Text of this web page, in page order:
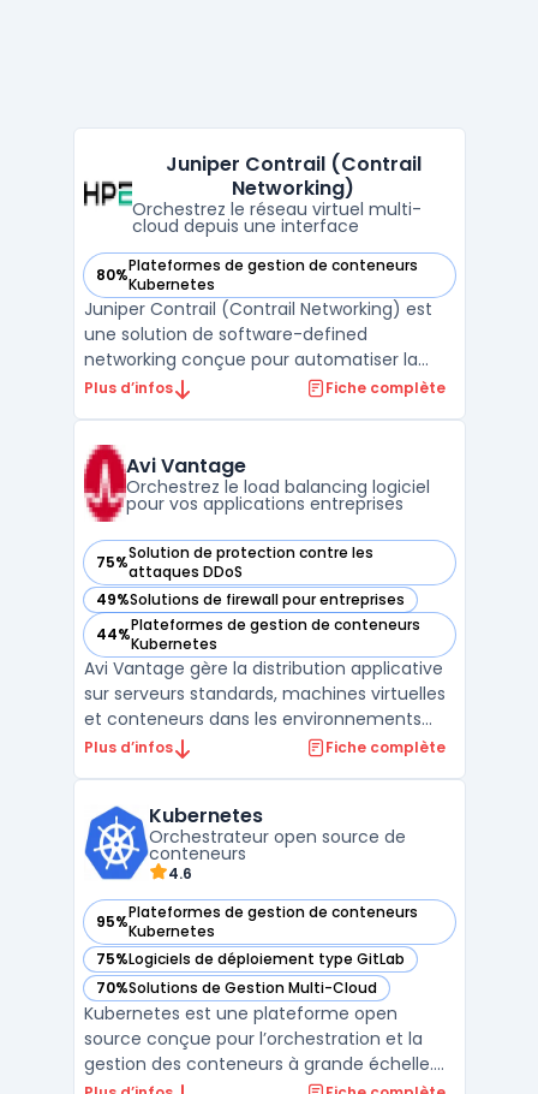
Juniper Contrail (Contrail
Networking)
Orchestrez le réseau virtuel multi-
cloud depuis une interface
80%Plateformes de gestion de conteneurs
Kubernetes
— voir Juniper Contrail (Contrail Networking) dans cette
Juniper Contrail (Contrail Networking) est
une solution de software-defined
networking conçue pour automatiser la
gestion des politiques réseau et des flux
fournisseurs de services et les entreprises
qui gèren ...
Plus d’infos Fiche complète
Avi Vantage
Orchestrez le load balancing logiciel
pour vos applications entreprises
75%Solution de protection contre les
attaques DDoS
— voir Avi Vantage dans cette catégorie
49%Solutions de firewall pour entreprises
— voir Avi Vantage dans cette catégorie
44%Plateformes de gestion de conteneurs
Kubernetes
— voir Avi Vantage dans cette catégorie
Avi Vantage gère la distribution applicative
sur serveurs standards, machines virtuelles
et conteneurs dans les environnements
entreprises qui opèrent à la fois sur site et
gestion, automatiser le load balancing ...
Plus d’infos Fiche complète
Kubernetes
Orchestrateur open source de
conteneurs
4.6
95%Plateformes de gestion de conteneurs
Kubernetes
— voir Kubernetes dans cette catégorie
75%Logiciels de déploiement type GitLab
— voir Kubernetes dans cette catégorie
70%Solutions de Gestion Multi-Cloud
— voir Kubernetes dans cette catégorie
Kubernetes est une plateforme open
source conçue pour l’orchestration et la
gestion des conteneurs à grande échelle.
Elle permet de déployer, gérer, mettre à